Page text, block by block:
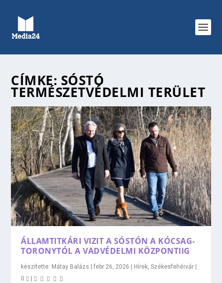
CÍMKE: SÓSTÓ
TERMÉSZETVÉDELMI TERÜLET
ÁLLAMTITKÁRI VIZIT A SÓSTÓN A KÓCSAG-
TORONYTÓL A VADVÉDELMI KÖZPONTIIG
készítette: Mátay Balázs |febr 26, 2026 | Hírek ,Székesfehérvár |
0
|